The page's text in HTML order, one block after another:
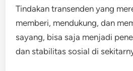
Tindakan transenden yang
memberi, mendukung, dan
sayang, bisa saja menjadi
dan stabilitas sosial di